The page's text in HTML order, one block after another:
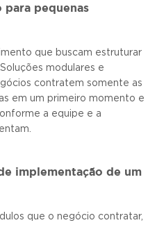
para pequenas
que buscam estruturar
modulares e
contratem somente as
em um primeiro momento e
a equipe e a
implementação de um
que o negócio contratar,